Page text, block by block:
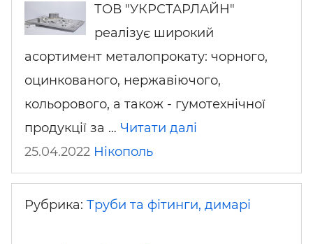
ТОВ "УКРСТАРЛАЙН"
реалізує широкий
асортимент металопрокату: чорного,
оцинкованого, нержавіючого,
кольорового, а також - гумотехнічної
продукції за … Читати далі
25.04.2022 Нікополь
Рубрика: Труби та фітинги, димарі